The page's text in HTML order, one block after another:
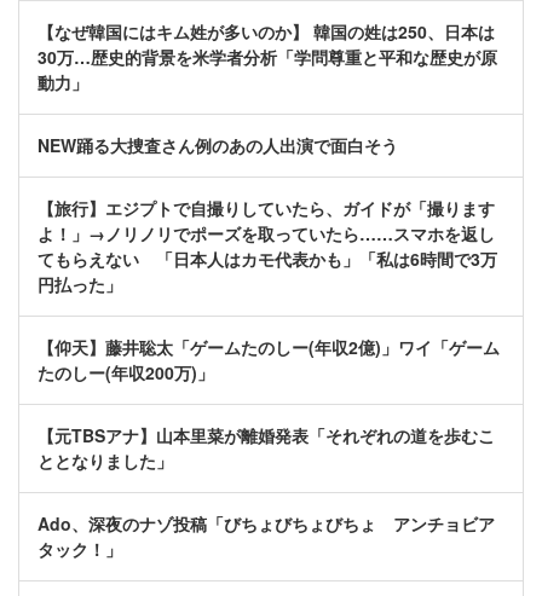
【なぜ韓国にはキム姓が多いのか】 韓国の姓は250、日本は
30万…歴史的背景を米学者分析「学問尊重と平和な歴史が原
動力」
NEW踊る大捜査さん例のあの人出演で面白そう
【旅行】エジプトで自撮りしていたら、ガイドが「撮ります
よ！」→ノリノリでポーズを取っていたら……スマホを返し
てもらえない 「日本人はカモ代表かも」「私は6時間で3万
円払った」
【仰天】藤井聡太「ゲームたのしー(年収2億)」ワイ「ゲーム
たのしー(年収200万)」
【元TBSアナ】山本里菜が離婚発表「それぞれの道を歩むこ
ととなりました」
Ado、深夜のナゾ投稿「びちょびちょびちょ アンチョビア
タック！」